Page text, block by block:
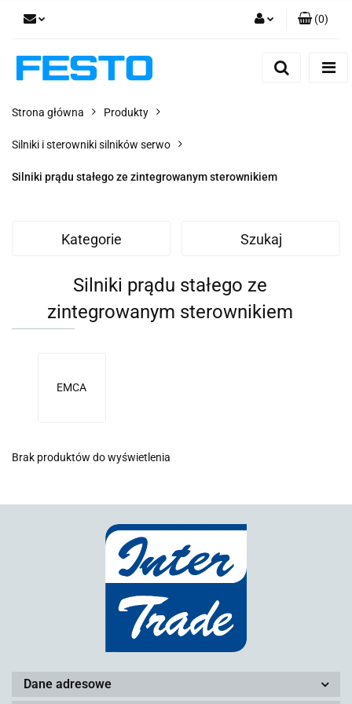
(0)
Strona główna Produkty
Silniki i sterowniki silników serwo
Silniki prądu stałego ze zintegrowanym sterownikiem
Kategorie Szukaj
Silniki prądu stałego ze
zintegrowanym sterownikiem
EMCA
Brak produktów do wyświetlenia
Dane adresowe